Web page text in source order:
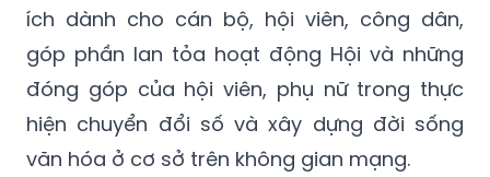
ích dành cho cán bộ, hội viên, công dân,
góp phần lan tỏa hoạt động Hội và những
đóng góp của hội viên, phụ nữ trong thực
hiện chuyển đổi số và xây dựng đời sống
văn hóa ở cơ sở trên không gian mạng.